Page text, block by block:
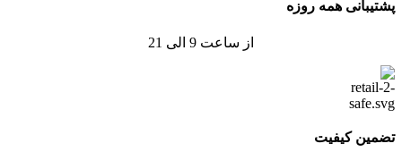
پشتیبانی همه روزه
از ساعت 9 الی 21
تضمین کیفیت